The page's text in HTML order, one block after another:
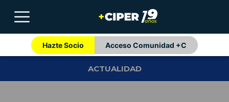
Hazte Socio Acceso Comunidad +C
ACTUALIDAD